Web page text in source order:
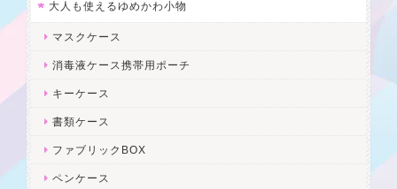
大人も使えるゆめかわ小物
マスクケース
消毒液ケース携帯用ポーチ
キーケース
書類ケース
ファブリックBOX
ペンケース